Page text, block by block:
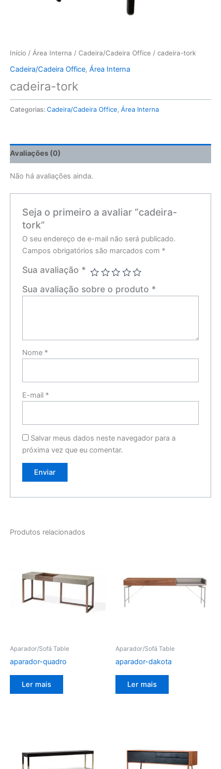
Início / Área Interna / Cadeira/Cadeira Office / cadeira-tork
Cadeira/Cadeira Office, Área Interna
cadeira-tork
Categorias: Cadeira/Cadeira Office, Área Interna
Avaliações (0)
Não há avaliações ainda.
Seja o primeiro a avaliar “cadeira-
tork”
O seu endereço de e-mail não será publicado.
Campos obrigatórios são marcados com *
Sua avaliação *
Sua avaliação sobre o produto *
Nome *
E-mail *
Salvar meus dados neste navegador para a
próxima vez que eu comentar.
Produtos relacionados
Aparador/Sofá Table
aparador-quadro
Ler mais
Aparador/Sofá Table
aparador-dakota
Ler mais